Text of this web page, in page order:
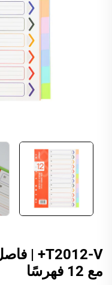
مع 12 فهرسًا